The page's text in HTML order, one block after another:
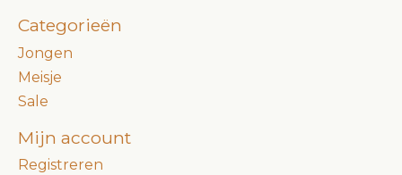
Categorieën
Jongen
Meisje
Sale
Mijn account
Registreren